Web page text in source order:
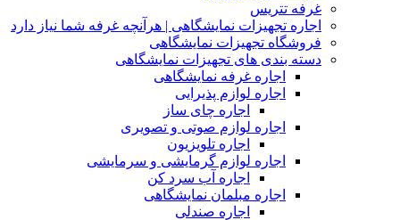
غرفه تتریس
اجاره تجهیزات نمایشگاهی | هرآنچه غرفه شما نیاز دارد
فروشگاه تجهیزات نمایشگاهی
دسته بندی های تجهیزات نمایشگاهی
اجاره غرفه نمایشگاهی
اجاره لوازم پذیرایی
اجاره چای ساز
اجاره لوازم صوتی و تصویری
اجاره تلویزیون
اجاره لوازم گرمایشی و سرمایشی
اجاره آب سرد کن
اجاره مبلمان نمایشگاهی
اجاره صندلی